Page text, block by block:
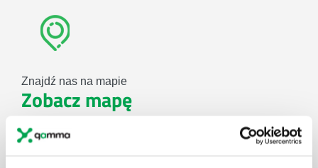
Znajdź nas na mapie
Zobacz mapę